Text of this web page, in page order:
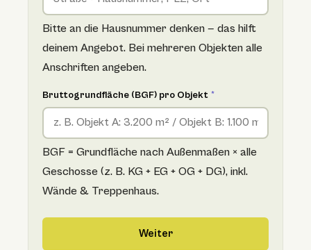
Bitte an die Hausnummer denken — das hilft
deinem Angebot. Bei mehreren Objekten alle
Anschriften angeben.
Bruttogrundfläche (BGF) pro Objekt *
BGF = Grundfläche nach Außenmaßen × alle
Geschosse (z. B. KG + EG + OG + DG), inkl.
Wände & Treppenhaus.
Weiter